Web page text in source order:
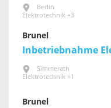
Berlin
Elektrotechnik +3
Brunel
Inbetriebnahme
Simmerath
Elektrotechnik +1
Brunel